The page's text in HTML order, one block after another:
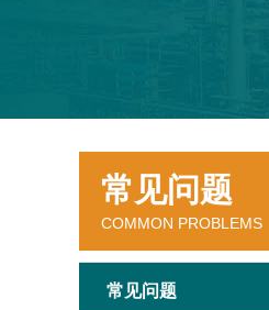
常见问题
COMMON PROBLEMS
常见问题